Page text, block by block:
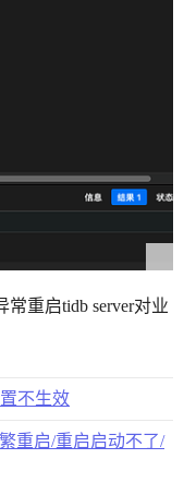
重启tidb server对业
不生效
重启/重启启动不了/